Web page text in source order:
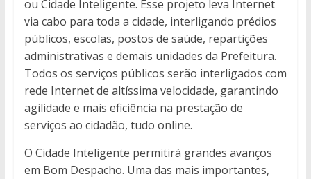
ou Cidade Inteligente. Esse projeto leva Internet
via cabo para toda a cidade, interligando prédios
públicos, escolas, postos de saúde, repartições
administrativas e demais unidades da Prefeitura.
Todos os serviços públicos serão interligados com
rede Internet de altíssima velocidade, garantindo
agilidade e mais eficiência na prestação de
serviços ao cidadão, tudo online.
O Cidade Inteligente permitirá grandes avanços
em Bom Despacho. Uma das mais importantes,